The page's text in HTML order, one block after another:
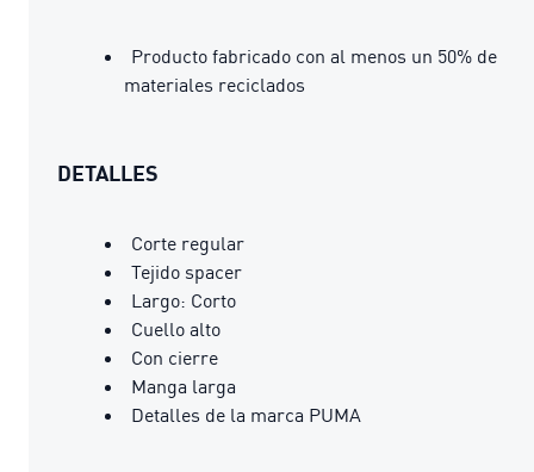
Producto fabricado con al menos un 50% de
materiales reciclados
DETALLES
Corte regular
Tejido spacer
Largo: Corto
Cuello alto
Con cierre
Manga larga
Detalles de la marca PUMA